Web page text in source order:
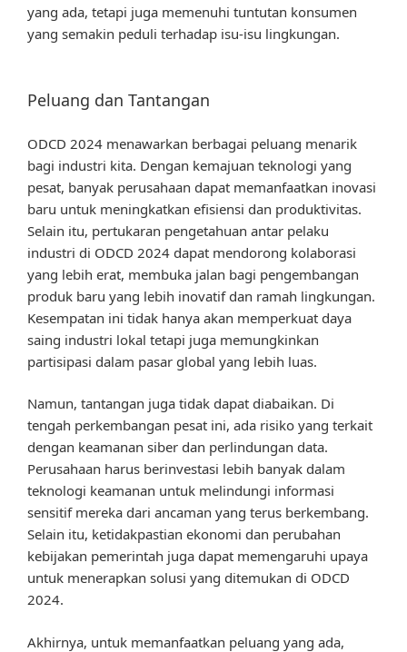
yang ada, tetapi juga memenuhi tuntutan konsumen
yang semakin peduli terhadap isu-isu lingkungan.
Peluang dan Tantangan
ODCD 2024 menawarkan berbagai peluang menarik
bagi industri kita. Dengan kemajuan teknologi yang
pesat, banyak perusahaan dapat memanfaatkan inovasi
baru untuk meningkatkan efisiensi dan produktivitas.
Selain itu, pertukaran pengetahuan antar pelaku
industri di ODCD 2024 dapat mendorong kolaborasi
yang lebih erat, membuka jalan bagi pengembangan
produk baru yang lebih inovatif dan ramah lingkungan.
Kesempatan ini tidak hanya akan memperkuat daya
saing industri lokal tetapi juga memungkinkan
partisipasi dalam pasar global yang lebih luas.
Namun, tantangan juga tidak dapat diabaikan. Di
tengah perkembangan pesat ini, ada risiko yang terkait
dengan keamanan siber dan perlindungan data.
Perusahaan harus berinvestasi lebih banyak dalam
teknologi keamanan untuk melindungi informasi
sensitif mereka dari ancaman yang terus berkembang.
Selain itu, ketidakpastian ekonomi dan perubahan
kebijakan pemerintah juga dapat memengaruhi upaya
untuk menerapkan solusi yang ditemukan di ODCD
2024.
Akhirnya, untuk memanfaatkan peluang yang ada,